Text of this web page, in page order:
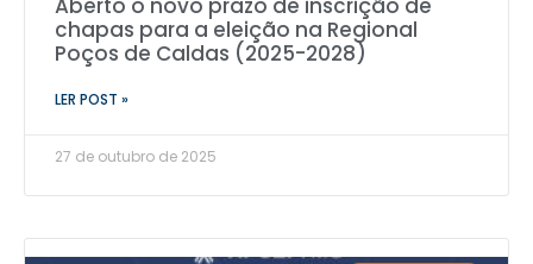
Aberto o novo prazo de inscrição de
chapas para a eleição na Regional
Poços de Caldas (2025-2028)
LER POST »
27 de outubro de 2025